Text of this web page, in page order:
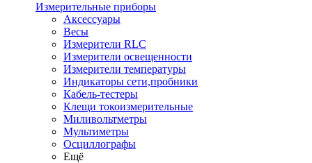
Измерительные приборы
Аксессуары
Весы
Измерители RLC
Измерители освещенности
Измерители температуры
Индикаторы сети,пробники
Кабель-тестеры
Клещи токоизмерительные
Миливольтметры
Мультиметры
Осциллографы
Ещё